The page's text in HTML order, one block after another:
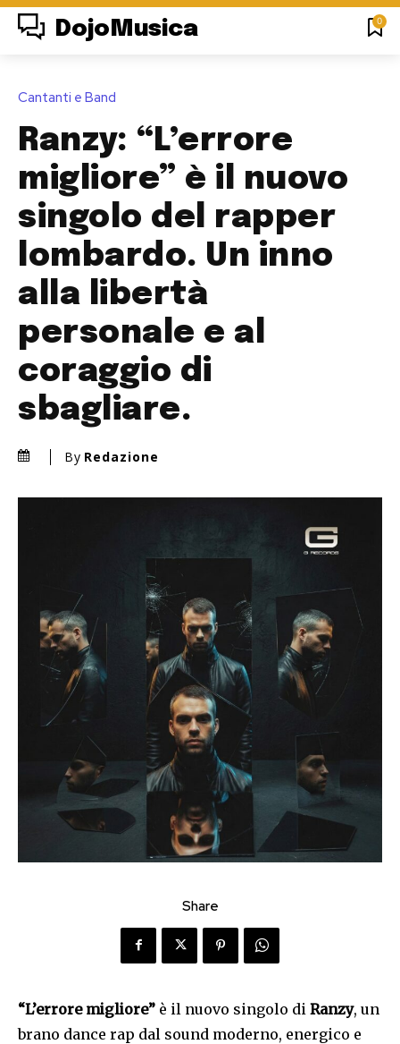
DojoMusica 0
Cantanti e Band
Ranzy: “L’errore
migliore” è il nuovo
singolo del rapper
lombardo. Un inno
alla libertà
personale e al
coraggio di
sbagliare.
By Redazione
Share
“L’errore migliore” è il nuovo singolo di Ranzy, un
brano dance rap dal sound moderno, energico e